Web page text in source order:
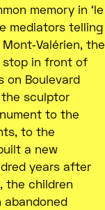
memory in ‘le
mediators telling
the
stop in front of
on Boulevard
the sculptor
to the
to the
a new
years after
the children
abandoned